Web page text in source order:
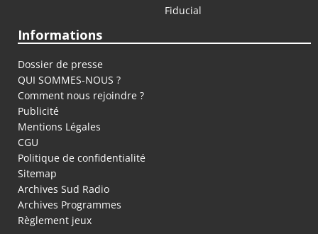
Fiducial
Informations
Dossier de presse
QUI SOMMES-NOUS ?
Comment nous rejoindre ?
Publicité
Mentions Légales
CGU
Politique de confidentialité
Sitemap
Archives Sud Radio
Archives Programmes
Règlement jeux